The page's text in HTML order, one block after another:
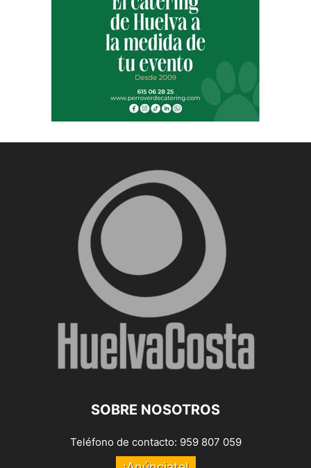
SOBRE NOSOTROS
Teléfono de contacto: 959 807 059